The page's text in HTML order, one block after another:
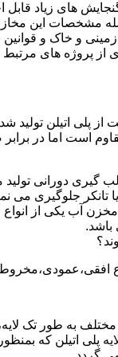
های زیاد
این مخازن می
زمینی و خاک و
از پروژه های
از پلی اتیلن
است اما در
گیری دورانی
جلوگیری می
مخزن آب یکی از
باشد.
به طور تک
پلی اتیلن که